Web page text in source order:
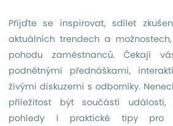
Přijďte se inspirovat, sdílet
aktuálních trendech a
pohodu zaměstnanců. Čekají
podnětnými přednáškami,
živými diskuzemi s odborníky.
příležitost být součástí
pohledy i praktické tipy pro